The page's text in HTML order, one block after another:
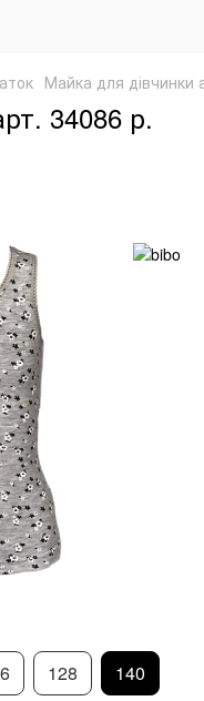
Майка для дівчинки
34086 р.
128 140